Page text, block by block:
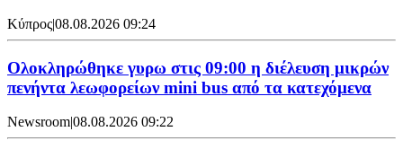
Κύπρος|08.08.2026 09:24
Ολοκληρώθηκε γυρω στις 09:00 η διέλευση μικρών
πενήντα λεωφορείων mini bus από τα κατεχόμενα
Newsroom|08.08.2026 09:22